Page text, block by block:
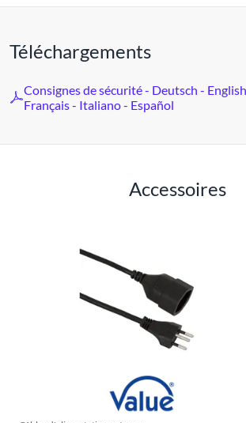
Téléchargements
Consignes de sécurité - Deutsch -
Français - Italiano - Español
Accessoires